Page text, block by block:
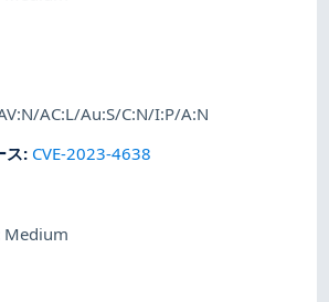
AC:L/Au:S/C:N/I:P/A:N
ス: CVE-2023-4638
Medium